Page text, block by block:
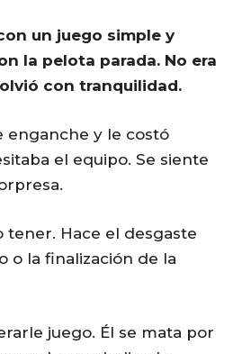
un juego simple y
la pelota parada. No era
con tranquilidad.
enganche y le costó
el equipo. Se siente
tener. Hace el desgaste
o la finalización de la
juego. Él se mata por